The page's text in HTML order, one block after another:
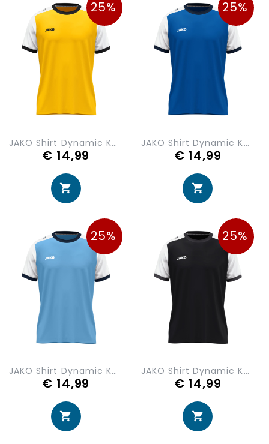
25%
JAKO Shirt Dynamic KM 4270-305
€ 14,99
25%
JAKO Shirt Dynamic KM 4270-405
€ 14,99
25%
JAKO Shirt Dynamic KM 4270-431
€ 14,99
25%
JAKO Shirt Dynamic KM 4270-826
€ 14,99